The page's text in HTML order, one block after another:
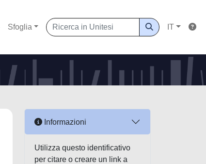
Sfoglia IT
Informazioni
Utilizza questo identificativo
per citare o creare un link a